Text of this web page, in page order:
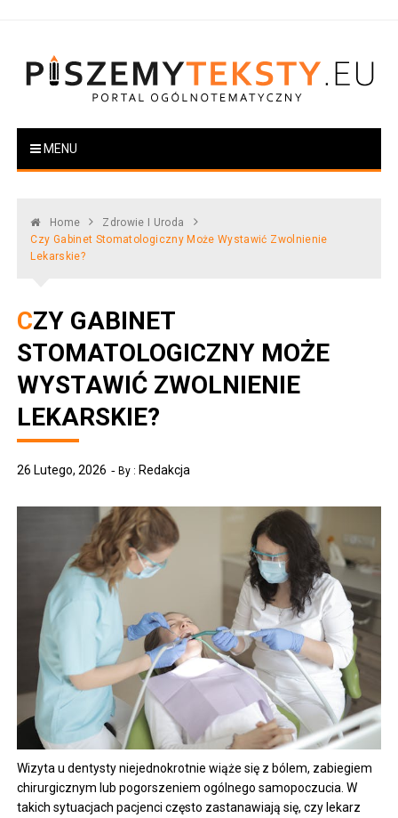
PiszemyTeksty.pl
Portal ogólnotematyczny
MENU
Home
Zdrowie I Uroda
Czy Gabinet Stomatologiczny Może Wystawić Zwolnienie
Lekarskie?
CZY GABINET
STOMATOLOGICZNY MOŻE
WYSTAWIĆ ZWOLNIENIE
LEKARSKIE?
26 Lutego, 2026 By : Redakcja
Wizyta u dentysty niejednokrotnie wiąże się z bólem, zabiegiem
chirurgicznym lub pogorszeniem ogólnego samopoczucia. W
takich sytuacjach pacjenci często zastanawiają się, czy lekarz